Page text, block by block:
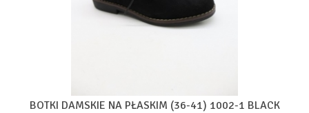
BOTKI DAMSKIE NA PŁASKIM (36-41) 1002-1 BLACK